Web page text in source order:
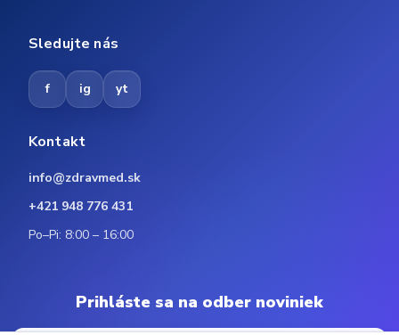
Sledujte nás
f ig yt
Kontakt
info@zdravmed.sk
+421 948 776 431
Po–Pi: 8:00 – 16:00
Prihláste sa na odber noviniek